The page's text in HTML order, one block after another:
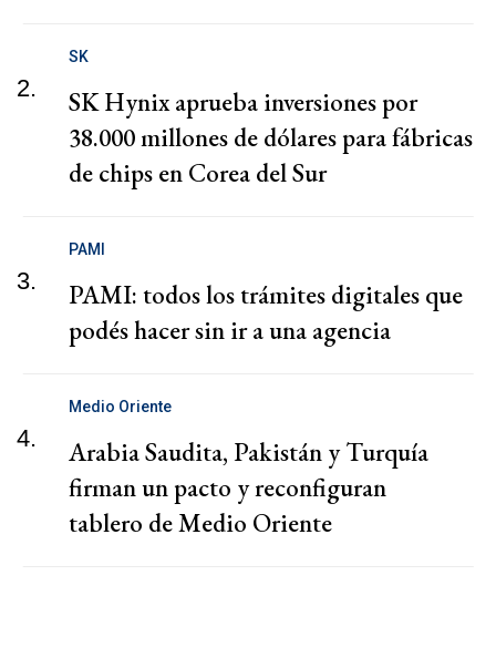
2.
SK
SK Hynix aprueba inversiones por
38.000 millones de dólares para fábricas
de chips en Corea del Sur
3.
PAMI
PAMI: todos los trámites digitales que
podés hacer sin ir a una agencia
4.
Medio Oriente
Arabia Saudita, Pakistán y Turquía
firman un pacto y reconfiguran
tablero de Medio Oriente